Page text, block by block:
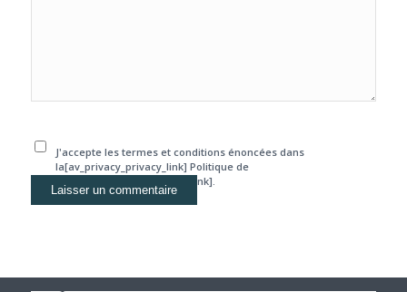
J'accepte les termes et conditions énoncées dans
la[av_privacy_privacy_link] Politique de
confidentialité[/av_privacy_link].